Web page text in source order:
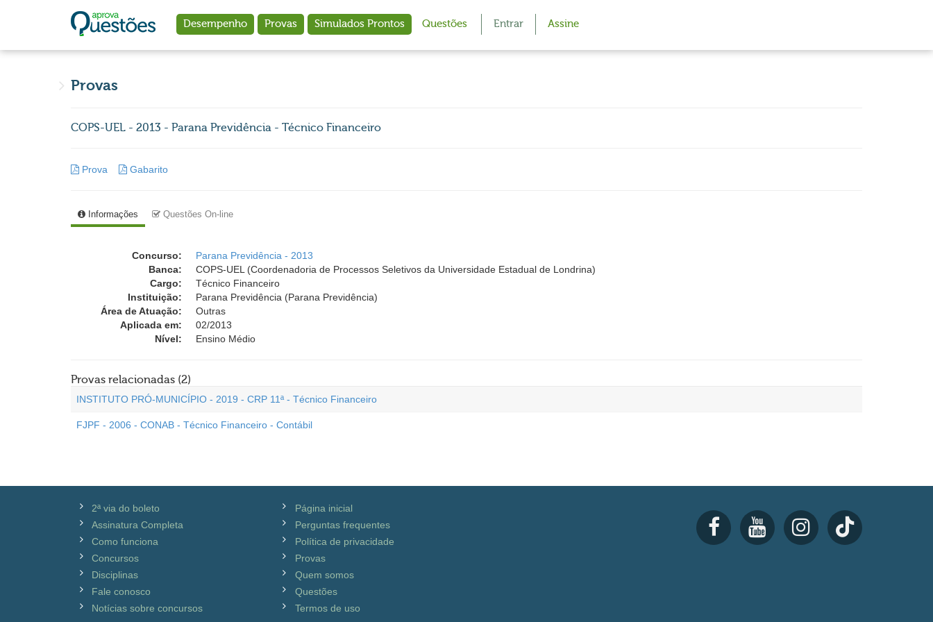
Desempenho Provas Simulados Prontos Questões Entrar Assine
Provas
COPS-UEL - 2013 - Parana Previdência - Técnico Financeiro
Prova Gabarito
Informações Questões On-line
Concurso:
Parana Previdência - 2013
Banca:
COPS-UEL (Coordenadoria de Processos Seletivos da Universidade Estadual de Londrina)
Cargo:
Técnico Financeiro
Instituição:
Parana Previdência (Parana Previdência)
Área de Atuação:
Outras
Aplicada em:
02/2013
Nível:
Ensino Médio
Provas relacionadas (2)
INSTITUTO PRÓ-MUNICÍPIO - 2019 - CRP 11ª - Técnico Financeiro
FJPF - 2006 - CONAB - Técnico Financeiro - Contábil
2ª via do boleto
Assinatura Completa
Como funciona
Concursos
Disciplinas
Fale conosco
Notícias sobre concursos
Página inicial
Perguntas frequentes
Política de privacidade
Provas
Quem somos
Questões
Termos de uso